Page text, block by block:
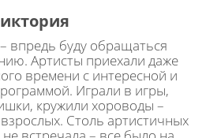
впредь буду обращаться
Артисты приехали даже
времени с интересной и
Играли в игры,
кружили хороводы –
Столь артистичных